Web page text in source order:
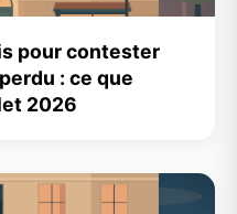
pour contester
: ce que
2026